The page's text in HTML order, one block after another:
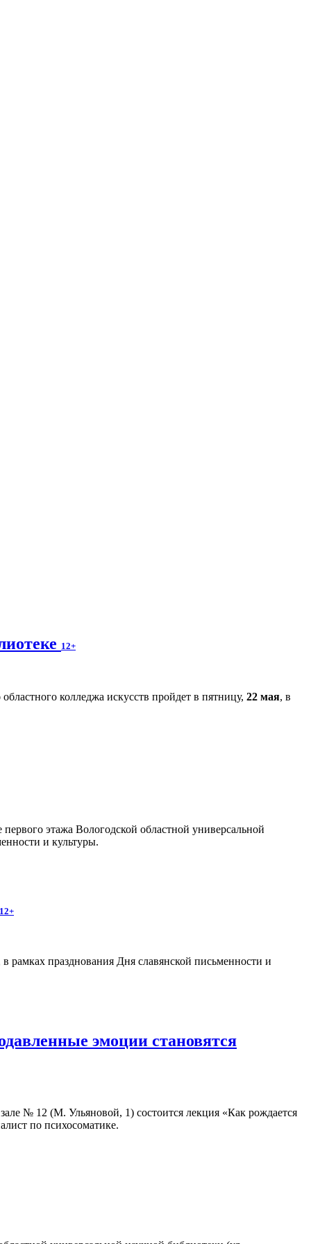
12+
колледжа искусств пройдет в пятницу, 22 мая, в
первого этажа Вологодской областной универсальной
и культуры.
12+
в рамках празднования Дня славянской письменности и
эмоции становятся
№ 12 (М. Ульяновой, 1) состоится лекция «Как рождается
по психосоматике.